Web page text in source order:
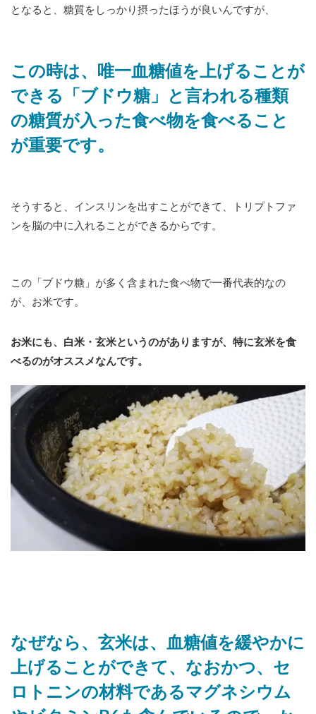
となると、糖質をしっかり摂ったほうが良いんですが、
この時は、唯一血糖値を上げることが
できる「ブドウ糖」と言われる種類
の糖質が入った食べ物を食べること
が重要です。
そうすると、インスリンを出すことができて、トリプトファ
ンを脳の中に入れることができるからです。
この「ブドウ糖」が多く含まれた食べ物で一番代表的なの
が、お米です。
お米にも、白米・玄米というのがありますが、特に玄米を食
べるのがオススメなんです。
なぜなら、玄米は、血糖値を緩やかに
上げることができて、なおかつ、セ
ロトニンの材料であるマグネシウム